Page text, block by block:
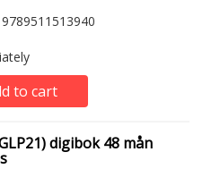
to cart
digibok 48 mån